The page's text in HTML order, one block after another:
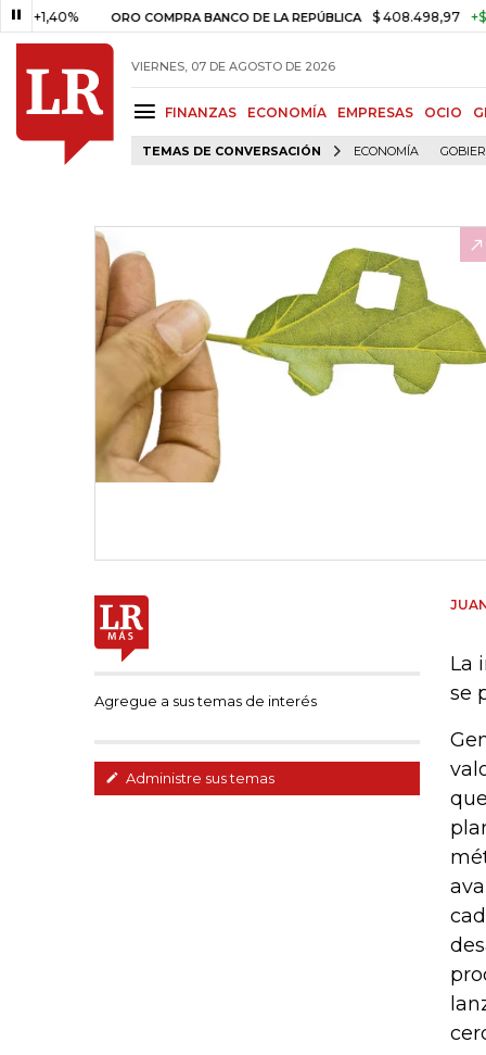
ORO COMPRA BANCO DE LA REPÚBLICA $ 408.498,97 +$ 8.753,81
VIERNES, 07 DE AGOSTO DE 2026
FINANZAS ECONOMÍA EMPRESAS OCIO
TEMAS DE CONVERSACIÓN ECONOMÍA
Agregue a sus temas de interés
Administre sus temas
La
se